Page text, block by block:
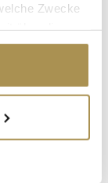
Zwecke
Privacy
Lage
genau sein